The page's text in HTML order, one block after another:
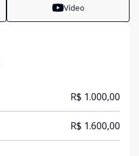
Vídeo
R$ 1.000,00
R$ 1.600,00